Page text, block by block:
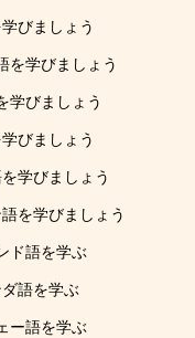
びましょう
を学びましょう
学びましょう
びましょう
学びましょう
を学びましょう
ド語を学ぶ
語を学ぶ
ー語を学ぶ